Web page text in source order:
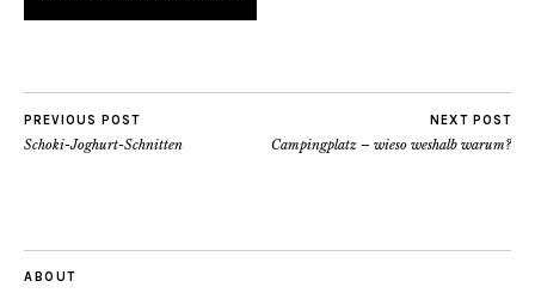
PREVIOUS POST
Schoki-Joghurt-Schnitten
NEXT POST
Campingplatz – wieso weshalb warum?
ABOUT